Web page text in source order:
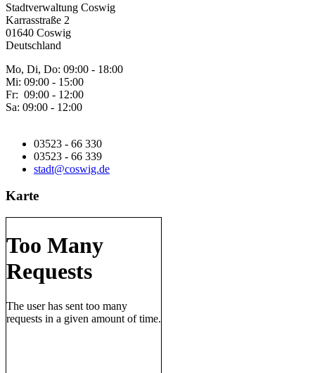
Stadtverwaltung Coswig
Karrasstraße 2
01640 Coswig
Deutschland
Mo, Di, Do: 09:00 - 18:00
Mi: 09:00 - 15:00
Fr: 09:00 - 12:00
Sa: 09:00 - 12:00
03523 - 66 330
03523 - 66 339
stadt@coswig.de
Karte